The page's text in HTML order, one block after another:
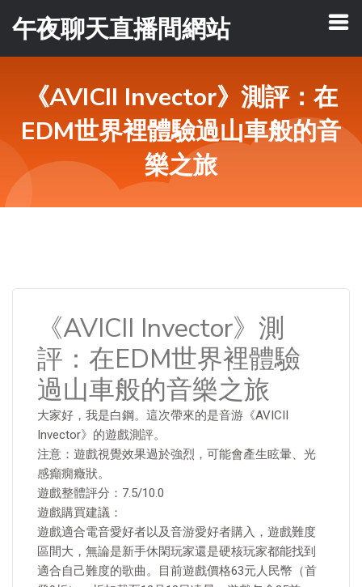
午夜聊天直播間網站
《AVICII Invector》測評：在
EDM世界裡體驗過山車般的音
樂之旅
《AVICII Invector》測
評：在EDM世界裡體驗
過山車般的音樂之旅
大家好，我是白鋼。這次帶來的是音游《AVICII
Invector》的遊戲測評。
注意：遊戲視覺效果過於強烈，可能會產生眩暈、光
感癲癇癥狀。
遊戲整體評分：7.5/10.0
遊戲購買建議：
遊戲適合電音愛好者以及音游愛好者購入，遊戲難度
區間大，無論是新手休閑玩家還是硬核玩家都能找到
適合自己難度的歌曲。目前遊戲價格63元人民幣（首